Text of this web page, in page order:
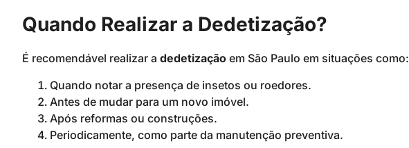
Quando Realizar a Dedetização?
É recomendável realizar a dedetização em São Paulo em situações como:
Quando notar a presença de insetos ou roedores.
Antes de mudar para um novo imóvel.
Após reformas ou construções.
Periodicamente, como parte da manutenção preventiva.